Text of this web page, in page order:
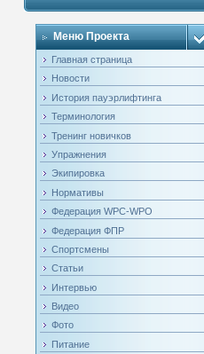
Меню Проекта
Главная страница
Новости
История пауэрлифтинга
Терминология
Тренинг новичков
Упражнения
Экипировка
Нормативы
Федерация WPC-WPO
Федерация ФПР
Спортсмены
Статьи
Интервью
Видео
Фото
Питание